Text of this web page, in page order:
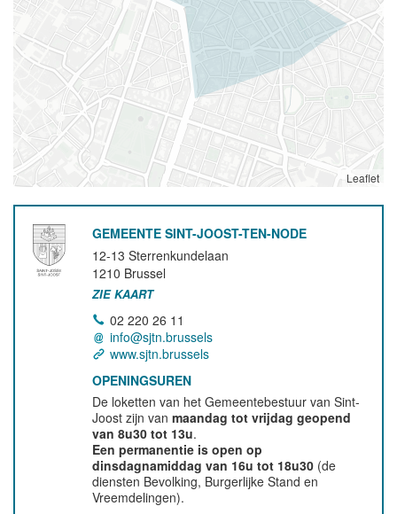
Leaflet
GEMEENTE SINT-JOOST-TEN-NODE
12-13 Sterrenkundelaan
1210 Brussel
ZIE KAART
02 220 26 11
info@sjtn.brussels
www.sjtn.brussels
OPENINGSUREN
De loketten van het Gemeentebestuur van Sint-
Joost zijn vanmaandag tot vrijdag geopend
van 8u30 tot 13u.
Een permanentie is open op
dinsdagnamiddag van 16u tot 18u30 (de
diensten Bevolking, Burgerlijke Stand en
Vreemdelingen).